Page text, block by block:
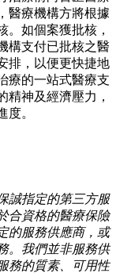
醫療機構方將根據
。如個案獲批核，
構支付已批核之醫
排，以便更快捷地
療的一站式醫療支
精神及經濟壓力，
度。
誠指定的第三方服
合資格的醫療保險
的服務供應商，或
。我們並非服務供
務的質素、可用性